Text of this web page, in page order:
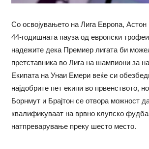
Со освојувањето на Лига Европа, Астон
44-годишната пауза од европски
надежите дека Премиер лигата би
претставника во Лига на шампиони за
Екипата на Унаи Емери веќе си
најдобрите пет екипи во првенството,
Борнмут и Брајтон се отвора можност
квалификуваат на врвно клупско
натпреварување преку шесто место.